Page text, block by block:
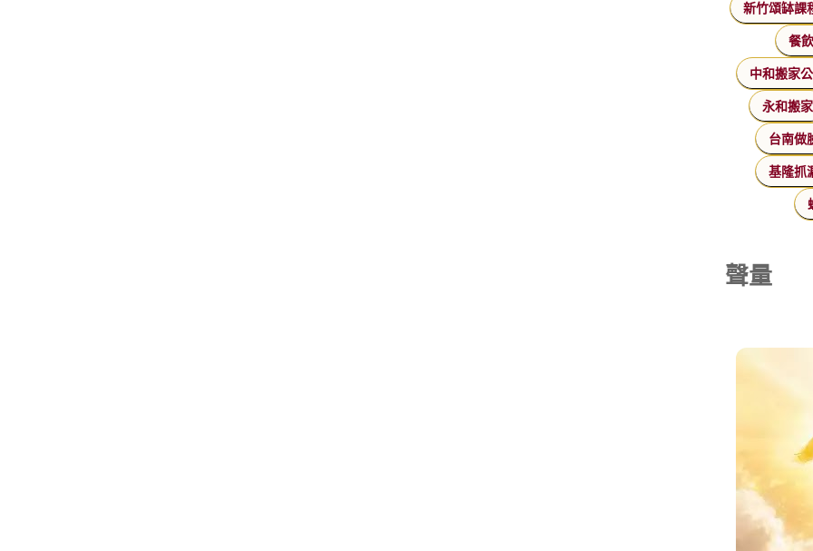
新竹頌缽課
餐
中和搬家
永和搬家
台南做
基隆抓
聲量